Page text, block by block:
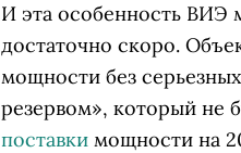
И эта особенность ВИЭ
достаточно скоро.
мощности без
резервом», который не
поставки мощности на